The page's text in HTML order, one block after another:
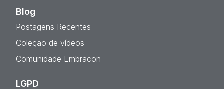
Blog
Postagens Recentes
Coleção de vídeos
Comunidade Embracon
LGPD